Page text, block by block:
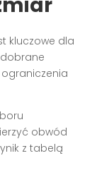
kluczowe dla
obwód
z tabelą